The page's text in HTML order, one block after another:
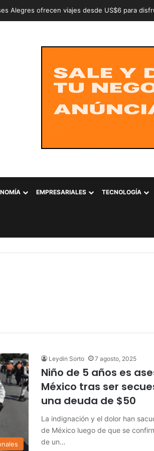
a dos adolescentes señalados de
EMPRESARIALES TECNOLOGÍA
Leydin Sorto 7 agosto, 2025
Niño de 5 años es
México tras ser
una deuda de $50
La indignación y el dolor han
de México luego de que se
de un…